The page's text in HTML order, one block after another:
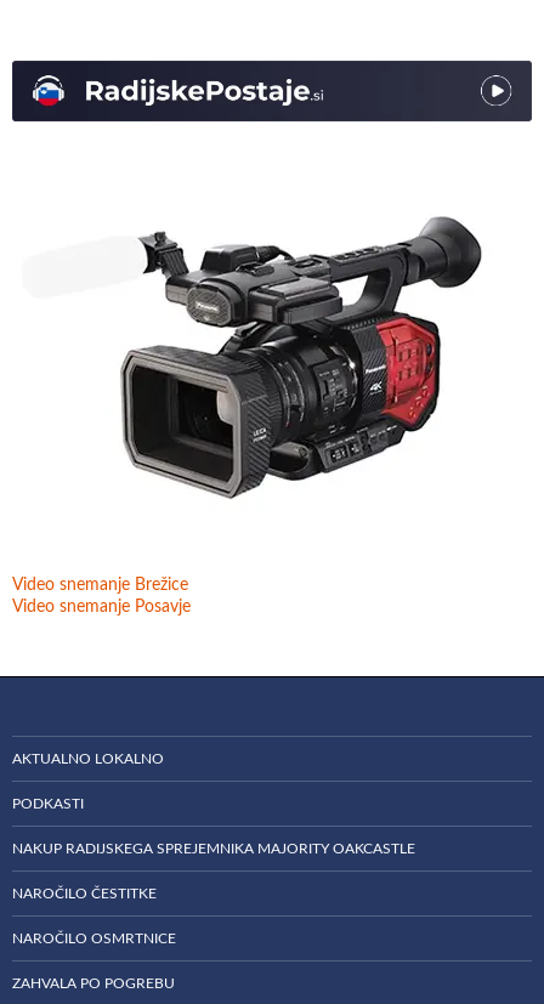
Video snemanje Brežice
Video snemanje Posavje
AKTUALNO LOKALNO
PODKASTI
NAKUP RADIJSKEGA SPREJEMNIKA MAJORITY OAKCASTLE
NAROČILO ČESTITKE
NAROČILO OSMRTNICE
ZAHVALA PO POGREBU